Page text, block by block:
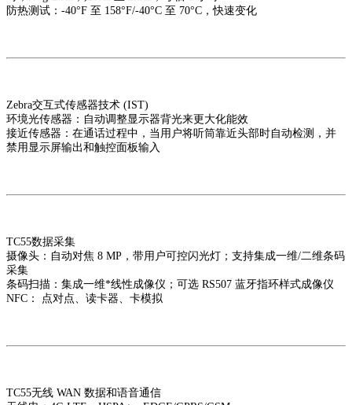
防热测试：-40°F 至 158°F/-40°C 至 70°C，快速变化
Zebra交互式传感器技术 (IST)
环境光传感器：自动调整显示器背光来更大化能效
接近传感器：在通话过程中，当用户将听筒靠近头部时自动检测，并
禁用显示屏输出和触控面板输入
TC55数据采集
摄像头：自动对焦 8 MP，带用户可控闪光灯；支持集成一维/二维条码
采集
条码扫描：集成一维*线性成像仪；可选 RS507 蓝牙指环样式成像仪
NFC： 点对点、读卡器、卡模拟
TC55无线 WAN 数据和语音通信